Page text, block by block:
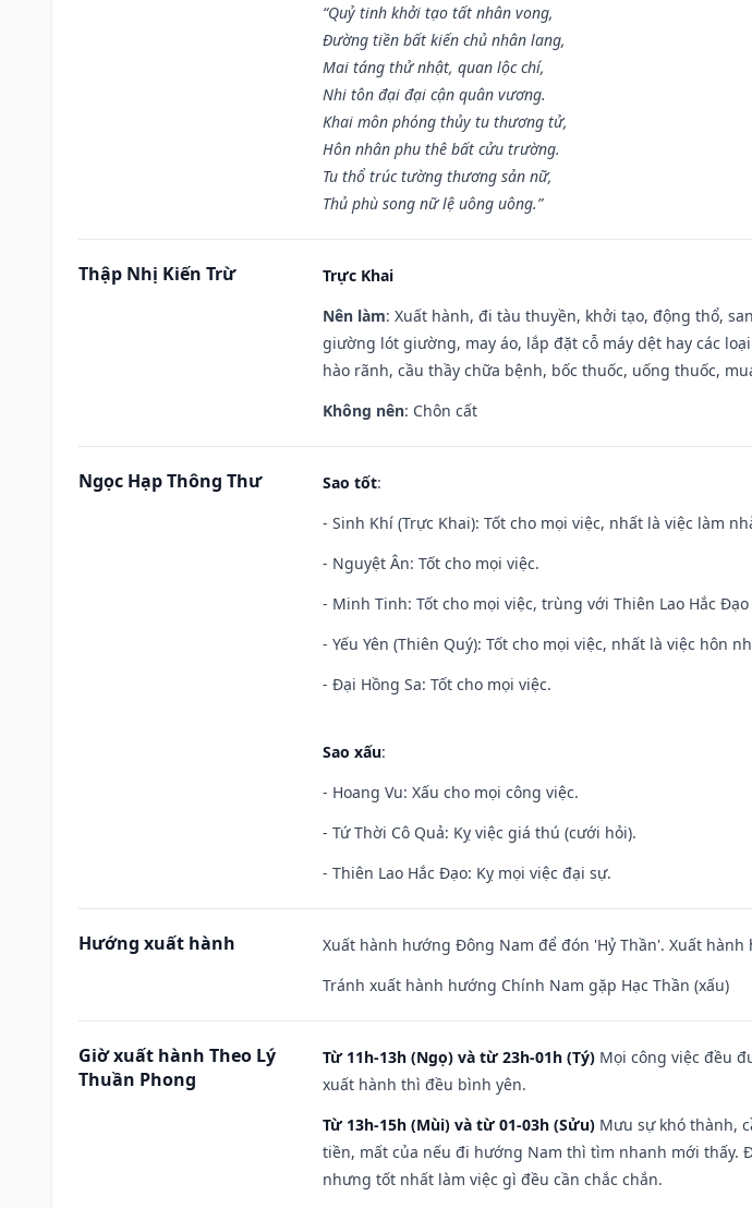
“Quỷ tinh khởi tạo tất nhân vong,
Đường tiền bất kiến chủ nhân lang,
Mai táng thử nhật, quan lộc chí,
Nhi tôn đại đại cận quân vương.
Khai môn phóng thủy tu thương tử,
Hôn nhân phu thê bất cửu trường.
Tu thổ trúc tường thương sản nữ,
Thủ phù song nữ lệ uông uông.”
Thập Nhị Kiến Trừ
Trực Khai
Nên làm: Xuất hành, đi tàu thuyền, khởi tạo, động thổ,
giường lót giường, may áo, lắp đặt cỗ máy dệt hay các
hào rãnh, cầu thầy chữa bệnh, bốc thuốc, uống thuốc,
Không nên: Chôn cất
Ngọc Hạp Thông Thư Sao tốt:
- Sinh Khí (Trực Khai): Tốt cho mọi việc, nhất là việc làm
- Nguyệt Ân: Tốt cho mọi việc.
- Minh Tinh: Tốt cho mọi việc, trùng với Thiên Lao Hắc
- Yếu Yên (Thiên Quý): Tốt cho mọi việc, nhất là việc hôn
- Đại Hồng Sa: Tốt cho mọi việc.
Sao xấu:
- Hoang Vu: Xấu cho mọi công việc.
- Tứ Thời Cô Quả: Kỵ việc giá thú (cưới hỏi).
- Thiên Lao Hắc Đạo: Kỵ mọi việc đại sự.
Hướng xuất hành
Xuất hành hướng Đông Nam để đón 'Hỷ Thần'. Xuất
Tránh xuất hành hướng Chính Nam gặp Hạc Thần (xấu)
Giờ xuất hành Theo Lý
Thuần Phong
Từ 11h-13h (Ngọ) và từ 23h-01h (Tý) Mọi công việc đều
xuất hành thì đều bình yên.
Từ 13h-15h (Mùi) và từ 01-03h (Sửu) Mưu sự khó thành,
tiền, mất của nếu đi hướng Nam thì tìm nhanh mới thấy.
nhưng tốt nhất làm việc gì đều cần chắc chắn.